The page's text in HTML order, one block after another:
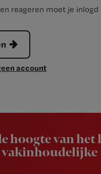
reageren moet je inlogd
account
hoogte van het
vakinhoudelijke